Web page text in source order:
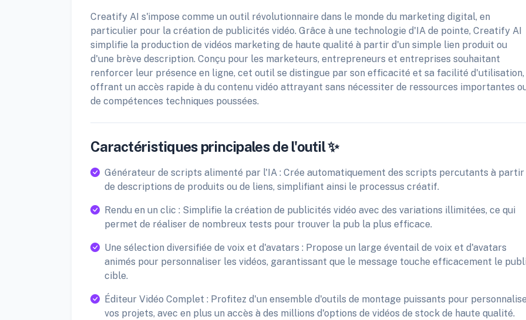
Creatify AI s'impose comme un outil révolutionnaire dans le monde du marketing digital, en
particulier pour la création de publicités vidéo. Grâce à une technologie d'IA de pointe, Creatify AI
simplifie la production de vidéos marketing de haute qualité à partir d'un simple lien produit ou
d'une brève description. Conçu pour les marketeurs, entrepreneurs et entreprises souhaitant
renforcer leur présence en ligne, cet outil se distingue par son efficacité et sa facilité d'utilisation,
offrant un accès rapide à du contenu vidéo attrayant sans nécessiter de ressources importantes
de compétences techniques poussées.
Caractéristiques principales de l'outil ✨
Générateur de scripts alimenté par l'IA : Crée automatiquement des scripts percutants à partir
de descriptions de produits ou de liens, simplifiant ainsi le processus créatif.
Rendu en un clic : Simplifie la création de publicités vidéo avec des variations illimitées, ce qui
permet de réaliser de nombreux tests pour trouver la pub la plus efficace.
Une sélection diversifiée de voix et d'avatars : Propose un large éventail de voix et d'avatars
animés pour personnaliser les vidéos, garantissant que le message touche efficacement le
cible.
Éditeur Vidéo Complet : Profitez d'un ensemble d'outils de montage puissants pour
vos projets, avec en plus un accès à des millions d'options de vidéos de stock de haute qualité.